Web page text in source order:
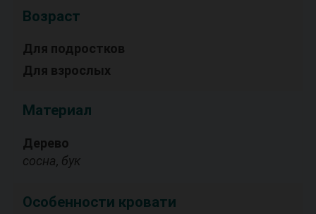
Возраст
Для подростков
Для взрослых
Материал
Дерево
сосна, бук
Особенности кровати